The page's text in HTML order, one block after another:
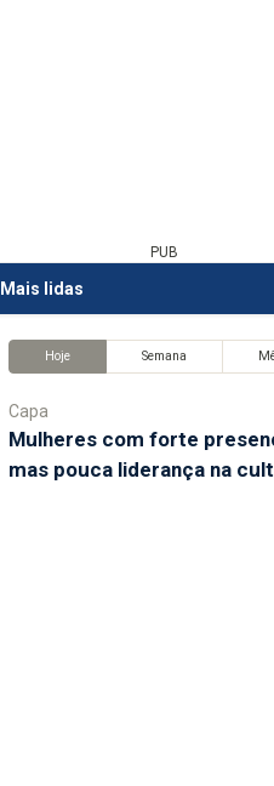
PUB
Mais lidas
Hoje Semana
Capa
Mulheres com forte
mas pouca liderança na